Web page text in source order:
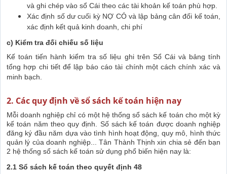
và ghi chép vào sổ Cái theo các tài khoản kế toán phù hợp.
Xác định số dư cuối kỳ NỢ CÓ và lập bảng cân đối kế toán,
xác định kết quả kinh doanh, chi phí
c) Kiểm tra đối chiếu số liệu
Kế toán tiến hành kiểm tra số liệu ghi trên Sổ Cái và bảng tính
tổng hợp chi tiết để lập báo cáo tài chính một cách chính xác và
minh bạch.
2. Các quy định về sổ sách kế toán hiện nay
Mỗi doanh nghiệp chỉ có một hệ thống sổ sách kế toán cho một kỳ
kế toán năm theo quy định. Số sách kế toán được doanh nghiệp
đăng ký đầu năm dựa vào tình hình hoạt động, quy mô, hình thức
quản lý của doanh nghiệp... Tân Thành Thịnh xin chia sẻ đến bạn
2 hệ thống sổ sách kế toán sử dụng phổ biến hiện nay là:
2.1 Sổ sách kế toán theo quyết định 48